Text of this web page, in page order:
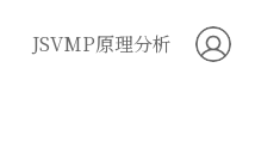
JSVMP原理分析